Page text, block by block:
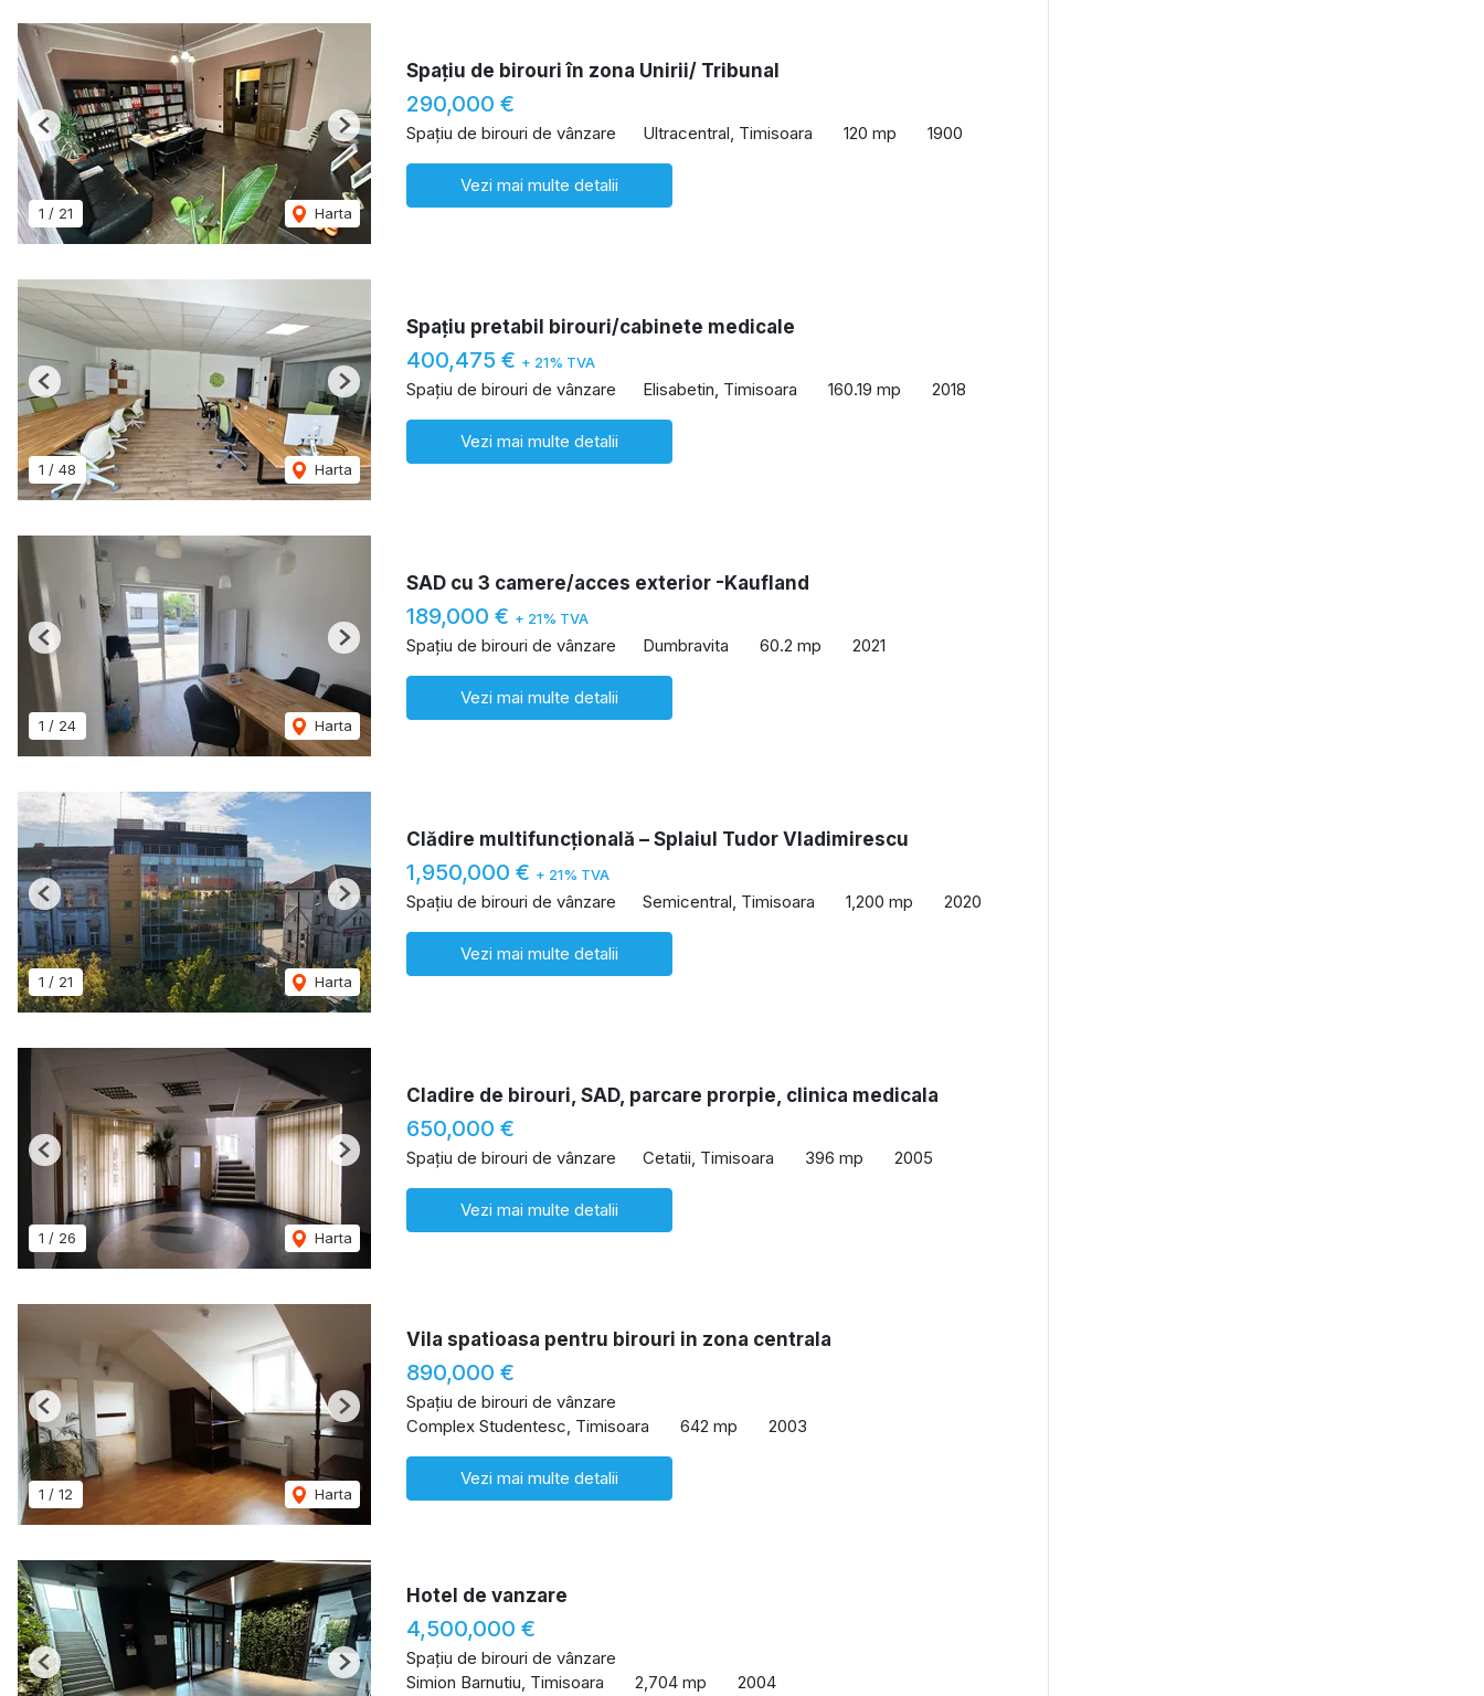
1 / 21 Harta
Previous Next
Spațiu de birouri în zona Unirii/ Tribunal
290,000 €
Spațiu de birouri de vânzare Ultracentral, Timisoara 120 mp 1900
Vezi mai multe detalii
1 / 48 Harta
Previous Next
Spațiu pretabil birouri/cabinete medicale
400,475 € + 21% TVA
Spațiu de birouri de vânzare Elisabetin, Timisoara 160.19 mp 2018
Vezi mai multe detalii
1 / 24 Harta
Previous Next
SAD cu 3 camere/acces exterior -Kaufland
189,000 € + 21% TVA
Spațiu de birouri de vânzare Dumbravita 60.2 mp 2021
Vezi mai multe detalii
1 / 21 Harta
Previous Next
Clădire multifuncțională – Splaiul Tudor Vladimirescu
1,950,000 € + 21% TVA
Spațiu de birouri de vânzare Semicentral, Timisoara 1,200 mp 2020
Vezi mai multe detalii
1 / 26 Harta
Previous Next
Cladire de birouri, SAD, parcare prorpie, clinica medicala
650,000 €
Spațiu de birouri de vânzare Cetatii, Timisoara 396 mp 2005
Vezi mai multe detalii
1 / 12 Harta
Previous Next
Vila spatioasa pentru birouri in zona centrala
890,000 €
Spațiu de birouri de vânzare
Complex Studentesc, Timisoara
642 mp 2003
Vezi mai multe detalii
Previous Next
Hotel de vanzare
4,500,000 €
Spațiu de birouri de vânzare
Simion Barnutiu, Timisoara
2,704 mp 2004